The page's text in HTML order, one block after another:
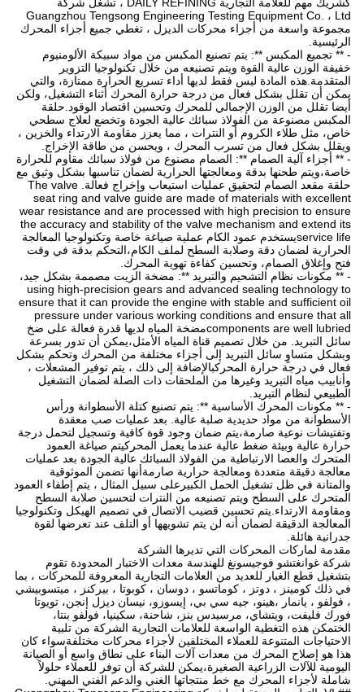
Guangzhou Tengsong Engineering Testing Equipment Co. ، Ltd
مجموعة واسعة من أجزاء محركات الديزل ، تغطي جميع أجزاء المحرك
الرئيسية.
- ** تجميع المكبس **: يتم تصنيع المكبس من مواد سبيكة الألومنيوم
خفيفة الوزن عالية القوة ويتم تصنيعه من خلال تكنولوجيا التزوير
المتقدمة.هذه المادة ليس فقط لديها أداء تسريع الحرارة ممتازة، والتي
يمكن أن تقلل بشكل فعال من درجة حرارة المحرك أثناء التشغيل، ولكن
أيضا تقلل من الوزن الإجمالي للمحرك وتحسين اقتصاد الوقود.حلقة
المكبس مصنوعة من الفولاذ سبائك عالية الجودة وتخضع لعلاج سطحي
خاص، مثل طلاء الكروم أو النترات ، مما يعزز مقاومة الارتداء والخزين ،
ويقلل بشكل فعال من تسرب المحرك ، ويحسن من طاقة الإخراج.
- ** أجزاء آلية الصمام **: الصمام مصنوع من فولاذ سبائك مقاوم للحرارة
خاصة،ويتم طحنها بدقة ومعالجتها الحرارية لضمان تناسبها بشكل وثيق مع
حلقة مقعد الصمام لتحقيق عمليات استيعاب وإخراج فعالة. The valve
seat ring and valve guide are made of materials with excellent
wear resistance and are processed with high precision to ensure
the accuracy and stability of the valve mechanism and extend its
service lifeيستخدم عمود الكام عملية صياغة خاصة وتكنولوجيا المعالجة
الحرارية لضمان دقة وصلابة السطح لملف الكام،التحكم بدقة في وقت
فتح وإغلاق الصمام، وتحسين كفاءة تهوية المحرك.
- ** مكونات نظام التشحيم والتبريد **: مضخة الزيت مصممة بشكل جيد،
using high-precision gears and advanced sealing technology to
ensure that it can provide the engine with stable and sufficient oil
pressure under various working conditions and ensure that all
components are well lubriedمضخة المياه لديها قدرة فعالة على ضخ
سائل التبريد. من خلال تصميم قناة المياه الأمثل،يمكن أن تدور بسرعة
وبشكل متساوٍ سائل التبريد إلى أجزاء مختلفة من المحرك وتحكم بشكل
فعال في درجة حرارة المحركبالإضافة إلى ذلك ، يتم توفير المشعلات ،
وأنابيب مياه التبريد وغيرها من الملحقات ذات الصلة لضمان التشغيل
الطبيعي لنظام التبريد.
- ** مكونات المحرك الأساسية **: يتم تصنيع كتلة الأسطوانة ورأس
الأسطوانة من مواد حديدية صلبة عالية. بعد عمليات صب معقدة
وتفتيشات نوعية صارمة،يتم ضمان وجود قوة كافية وتسجيل لتحمل درجة
حرارة عالية وبيئة ضغط عالية عندما يعمل المحركيتم صياغة العمود
المتحرك والعصا الارتباطية من الفولاذ السبائك عالية الجودة بعد عمليات
معالجة دقيقة متعددة ومعالجة حرارية صارمةأنها تضمن الموثوقية
والمتانة في ظل تشغيل الحمل الكبيرعلى سبيل المثال ، يتم إطفاء العمود
المتحرك على السطح ويتم تصنيعه من النترات لتحسين صلابة السطح
ومقاومة الارتداء.يتم تحسين قضيب الاتصال في تصميم الهيكل وتكنولوجيا
المعالجة الدقيقة لضمان أنه لن يتم تشويهها أو التلف عند تعرضها لقوة
جدرانية هائلة.
مقدمة لماركات المحركات التي تديرها الشركة
شركة غوانغتشو فوجيسونغ للهندسة معدات الاختبار المحدودة تقوم
بتشغيل قطع الغيار للعديد من العلامات التجارية المعروفة للمحركات ، بما
في ذلك كومينز ، دوتز ، كوماتسو ، دوسان ، كوبوتا ، بيركنز ، ميتسوبيشي
، فولفو ، يانمار ،هينو، جيه سي بي، إيسوزو، نيسان ديزل إنجن، تويوتا
فورك فليفت، ويتشاي، مرسيدس بنز، شاحنة، سكينيا، فولفو بنتا،
الختمكن هذه التغطية الواسعة للعلامات التجارية الشركة من تلبية
الاحتياجات المتنوعة للعملاء المختلفين لأجزاء محركات مختلفةسواء كان
هذا هو إصلاح المحرك من معدات آلات البناء على نطاق واسع أو الصيانة
اليومية للآلات الزراعية الصغيرة،يمكن للشركة أن توفر للعملاء حلولاً
شاملة لأجزاء المحرك مع خط منتجاتها الغني والدعم الفني المهني.